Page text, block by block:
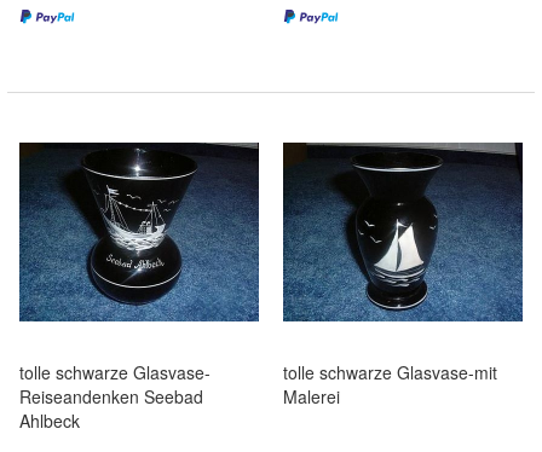
tolle schwarze Glasvase-
Reiseandenken Seebad
Ahlbeck
tolle schwarze Glasvase-mit
Malerei